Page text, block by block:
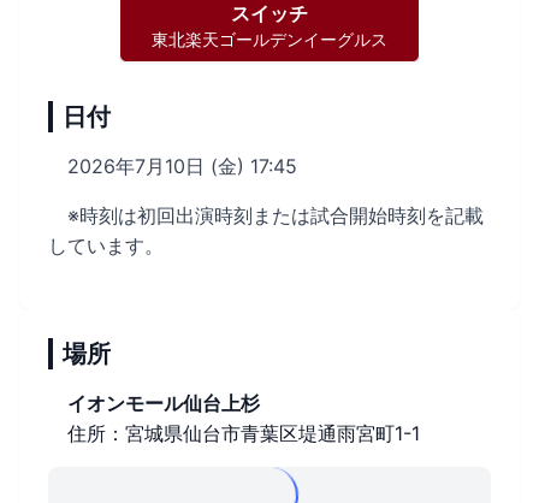
スイッチ
東北楽天ゴールデンイーグルス
日付
2026年7月10日 (金) 17:45
※時刻は初回出演時刻または試合開始時刻を記載
しています。
場所
イオンモール仙台上杉
住所：宮城県仙台市青葉区堤通雨宮町1-1